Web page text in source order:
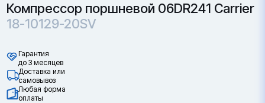
Компрессор поршневой 06DR241 Carrier
18-10129-20SV
Гарантия
до 3 месяцев
Доставка или
самовывоз
Любая форма
оплаты